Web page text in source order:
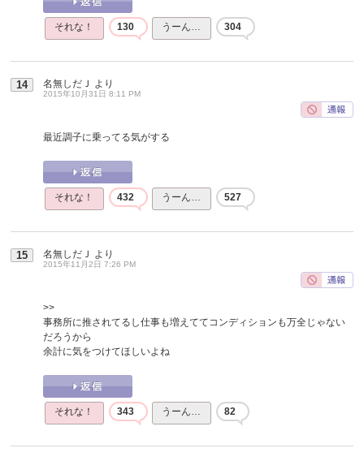
それな！ 130 うーん… 304
14 名無しだＪ より
2015年10月31日 8:11 PM
最近調子に乗ってる気がする
それな！ 432 うーん… 527
15 名無しだＪ より
2015年11月2日 7:26 PM
>>
事務所に推されてるし仕事も増えててコンディションも万全じゃない
だろうから
余計に気をつけてほしいよね
それな！ 343 うーん… 82